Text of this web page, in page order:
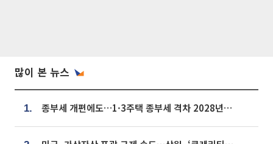
많이 본 뉴스
1. 종부세 개편에도…1·3주택 종부세 격차 2028년부터 확대